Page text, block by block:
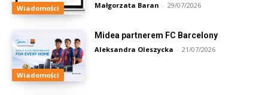
Wiadomości Małgorzata Baran - 29/07/2026
Wiadomości
Midea partnerem FC Barcelony
Aleksandra Oleszycka - 21/07/2026